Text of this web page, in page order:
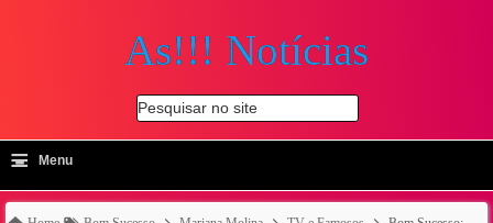
As!!! Notícias
Pesquisar no site
-
≡ Menu